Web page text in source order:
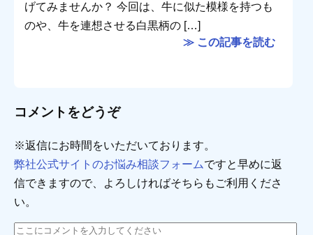
げてみませんか？ 今回は、牛に似た模様を持つも
のや、牛を連想させる白黒柄の […]
≫ この記事を読む
コメントをどうぞ
※返信にお時間をいただいております。
弊社公式サイトのお悩み相談フォームですと早めに返
信できますので、よろしければそちらもご利用くださ
い。